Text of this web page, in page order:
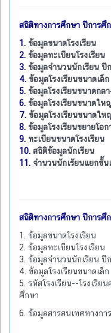
สถิติทางการศึกษา ปีการศึ
1. ข้อมูลขนาดโรงเรียน
2. ข้อมูลทะเบียนโรงเรียน
3. ข้อมูลจำนวนนักเรียน ปี
4. ข้อมูลโรงเรียนขนาดเล็ก
5. ข้อมูลโรงเรียนขนาดกลา
6. ข้อมูลโรงเรียนขนาดให
7. ข้อมูลโรงเรียนขนาดใ
8. ข้อมูลโรงเรียนขยายโอก
9. ทะเบียนขนาดโรงเรียน
10. สถิติข้อมูลนักเรียน
11. จำนวนนักเรัยนแยกชั้น
สถิติทางการศึกษา ปีการศึ
1. ข้อมูลขนาดโรงเรียน
2. ข้อมูลทะเบียนโรงเรียน
3. ข้อมูลจำนวนนักเรียน ปี
4. ข้อมูลโรงเรียนขนาดเล็ก
5. รหัสโรงเรียน--โรงเรีย
ศึกษา
6. ข้อมูลสารสนเทศทางกา